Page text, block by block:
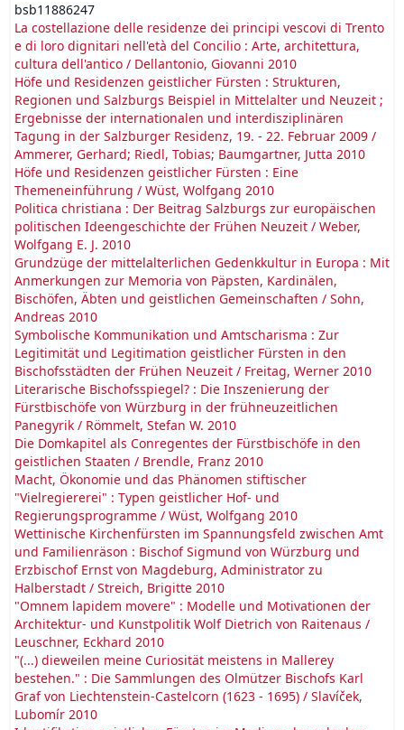
bsb11886247
La costellazione delle residenze dei principi vescovi di Trento
e di loro dignitari nell'età del Concilio : Arte, architettura,
cultura dell'antico / Dellantonio, Giovanni 2010
Höfe und Residenzen geistlicher Fürsten : Strukturen,
Regionen und Salzburgs Beispiel in Mittelalter und Neuzeit ;
Ergebnisse der internationalen und interdisziplinären
Tagung in der Salzburger Residenz, 19. - 22. Februar 2009 /
Ammerer, Gerhard; Riedl, Tobias; Baumgartner, Jutta 2010
Höfe und Residenzen geistlicher Fürsten : Eine
Themeneinführung / Wüst, Wolfgang 2010
Politica christiana : Der Beitrag Salzburgs zur europäischen
politischen Ideengeschichte der Frühen Neuzeit / Weber,
Wolfgang E. J. 2010
Grundzüge der mittelalterlichen Gedenkkultur in Europa : Mit
Anmerkungen zur Memoria von Päpsten, Kardinälen,
Bischöfen, Äbten und geistlichen Gemeinschaften / Sohn,
Andreas 2010
Symbolische Kommunikation und Amtscharisma : Zur
Legitimität und Legitimation geistlicher Fürsten in den
Bischofsstädten der Frühen Neuzeit / Freitag, Werner 2010
Literarische Bischofsspiegel? : Die Inszenierung der
Fürstbischöfe von Würzburg in der frühneuzeitlichen
Panegyrik / Römmelt, Stefan W. 2010
Die Domkapitel als Conregentes der Fürstbischöfe in den
geistlichen Staaten / Brendle, Franz 2010
Macht, Ökonomie und das Phänomen stiftischer
"Vielregiererei" : Typen geistlicher Hof- und
Regierungsprogramme / Wüst, Wolfgang 2010
Wettinische Kirchenfürsten im Spannungsfeld zwischen Amt
und Familienräson : Bischof Sigmund von Würzburg und
Erzbischof Ernst von Magdeburg, Administrator zu
Halberstadt / Streich, Brigitte 2010
"Omnem lapidem movere" : Modelle und Motivationen der
Architektur- und Kunstpolitik Wolf Dietrich von Raitenaus /
Leuschner, Eckhard 2010
"(...) dieweilen meine Curiosität meistens in Mallerey
bestehen." : Die Sammlungen des Olmützer Bischofs Karl
Graf von Liechtenstein-Castelcorn (1623 - 1695) / Slavíček,
Lubomír 2010